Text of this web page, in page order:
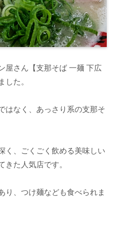
屋さん【支那そば 一麺 下広
した。
はなく、あっさり系の支那そ
く、ごくごく飲める美味しい
きた人気店です。
り、つけ麺なども食べられま